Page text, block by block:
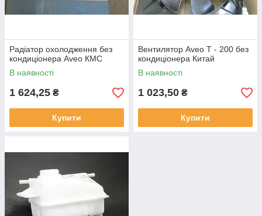
Радіатор охолодження без
кондиціонера Aveo КМС
В наявності
1 624,25 ₴
Купити
Вентилятор Aveo T - 200 без
кондиціонера Китай
В наявності
1 023,50 ₴
Купити